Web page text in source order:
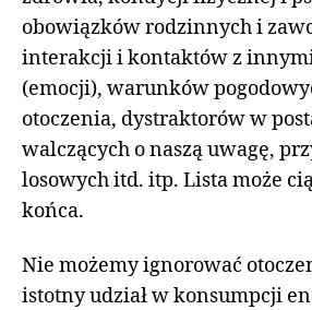
obowiązków rodzinnych i
interakcji i kontaktów z
(emocji), warunków
otoczenia, dystraktorów w
walczących o naszą uwagę,
losowych itd. itp. Lista może
końca.
Nie możemy ignorować
istotny udział w konsumpcji